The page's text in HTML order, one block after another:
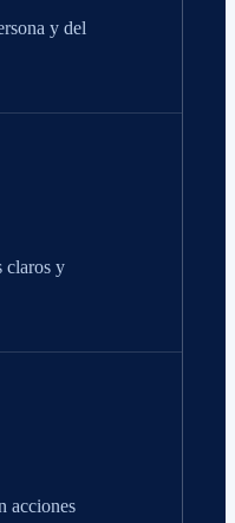
y del
claros y
acciones